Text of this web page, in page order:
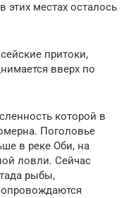
местах осталось
притоки,
вверх по
которой в
Поголовье
в реке Оби, на
ловли. Сейчас
рыбы,